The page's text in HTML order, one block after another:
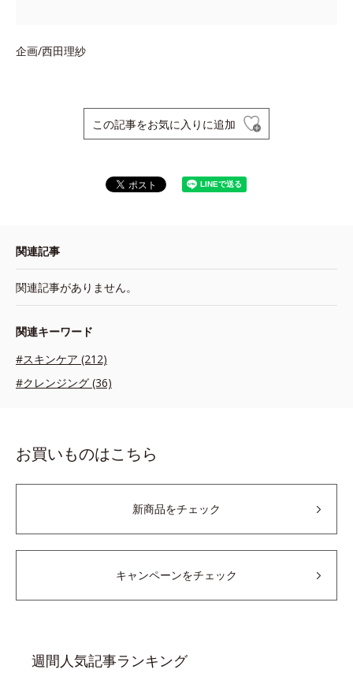
企画/西田理紗
この記事をお気に入りに追加
関連記事
関連記事がありません。
関連キーワード
#スキンケア (212)
#クレンジング (36)
お買いものはこちら
新商品をチェック
キャンペーンをチェック
週間人気記事ランキング